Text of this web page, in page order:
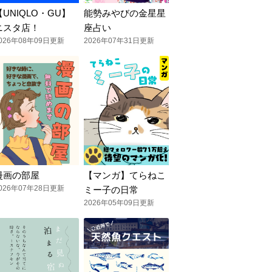
UNIQLO・GU】
スタ店！
年08年09日更新
能勢みやびの金星星
座占い
2026年07年31日更新
画の部屋
年07年28日更新
【マンガ】てらねこ
ミー子の日常
2026年05年09日更新